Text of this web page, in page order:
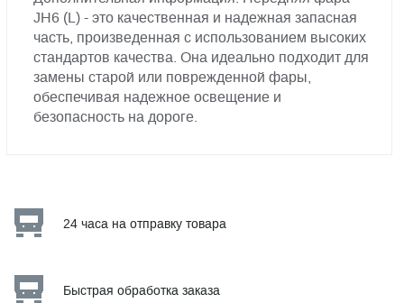
JН6 (L) - это качественная и надежная запасная
часть, произведенная с использованием высоких
стандартов качества. Она идеально подходит для
замены старой или поврежденной фары,
обеспечивая надежное освещение и
безопасность на дороге.
24 часа на отправку товара
Быстрая обработка заказа